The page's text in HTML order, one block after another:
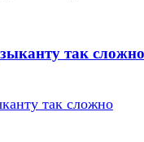
так сложно